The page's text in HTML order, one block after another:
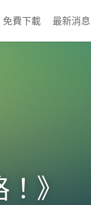
免費下載 最新消息
》